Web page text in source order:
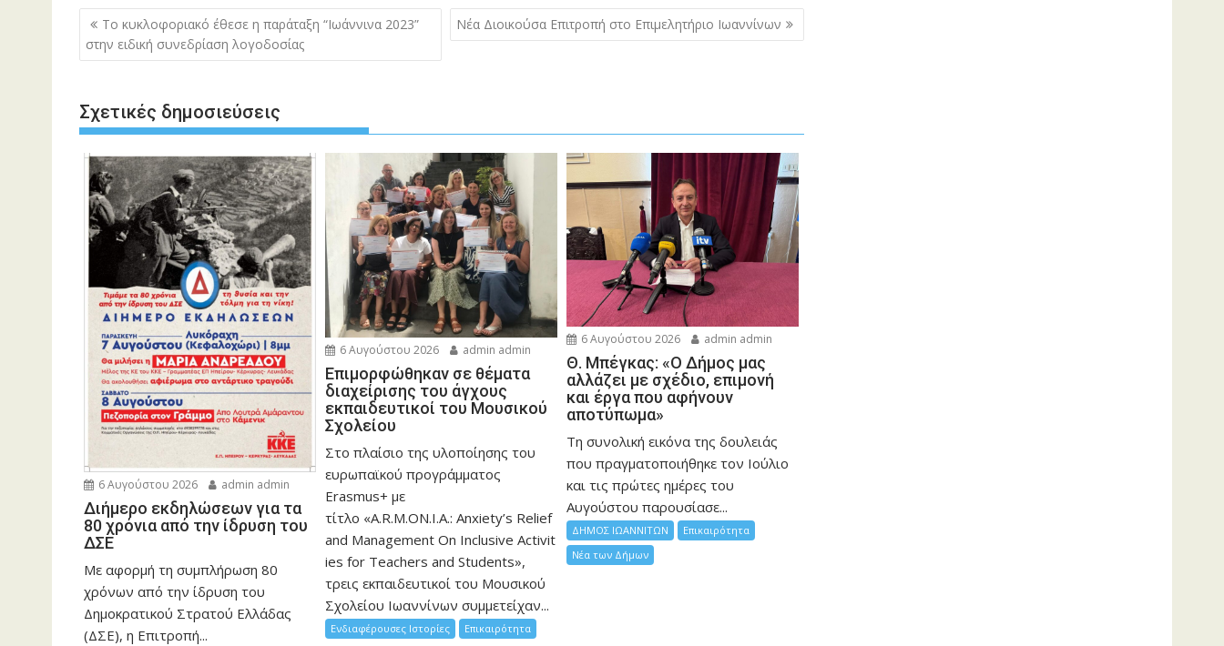
Πλοήγηση
άρθρων
Το κυκλοφοριακό έθεσε η παράταξη “Ιωάννινα 2023”
στην ειδική συνεδρίαση λογοδοσίας
Νέα Διοικούσα Επιτροπή στο Επιμελητήριο Ιωαννίνων
Σχετικές δημοσιεύσεις
6 Αυγούστου 2026 admin admin
Διήμερο εκδηλώσεων για τα
80 χρόνια από την ίδρυση του
ΔΣΕ
Με αφορμή τη συμπλήρωση 80
χρόνων από την ίδρυση του
Δημοκρατικού Στρατού Ελλάδας
(ΔΣΕ), η Επιτροπή...
6 Αυγούστου 2026 admin admin
Eπιμορφώθηκαν σε θέματα
διαχείρισης του άγχους
εκπαιδευτικοί του Μουσικού
Σχολείου
Στο πλαίσιο της υλοποίησης του
ευρωπαϊκού προγράμματος
Erasmus+ με
τίτλο «A.R.M.ON.I.A.: Anxiety’s Relief
and Management On Inclusive Activit
ies for Teachers and Students»,
τρεις εκπαιδευτικοί του Μουσικού
Σχολείου Ιωαννίνων συμμετείχαν...
Ενδιαφέρουσες Ιστορίες Επικαιρότητα
6 Αυγούστου 2026 admin admin
Θ. Μπέγκας: «Ο Δήμος μας
αλλάζει με σχέδιο, επιμονή
και έργα που αφήνουν
αποτύπωμα»
Τη συνολική εικόνα της δουλειάς
που πραγματοποιήθηκε τον Ιούλιο
και τις πρώτες ημέρες του
Αυγούστου παρουσίασε...
ΔΗΜΟΣ ΙΩΑΝΝΙΤΩΝ
Επικαιρότητα
Νέα των Δήμων